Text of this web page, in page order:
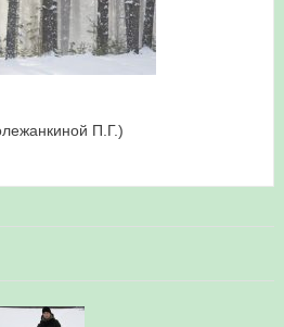
в 2026 году
П.Г.)